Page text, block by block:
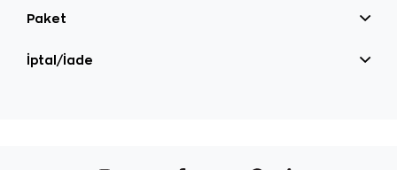
Paket
İptal/İade